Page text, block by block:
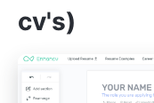
cv's)